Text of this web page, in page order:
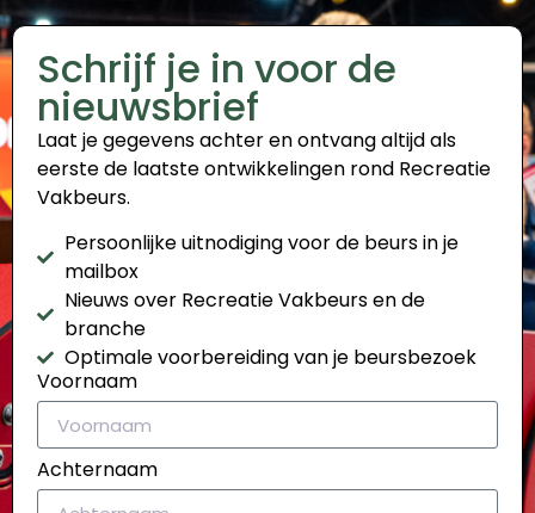
Schrijf je in voor de
nieuwsbrief
Laat je gegevens achter en ontvang altijd als
eerste de laatsteontwikkelingen rond Recreatie
Vakbeurs.
Persoonlijke uitnodiging voor de beurs in je
mailbox
Nieuws over Recreatie Vakbeurs en de
branche
Optimale voorbereiding van je beursbezoek
Voornaam
Achternaam